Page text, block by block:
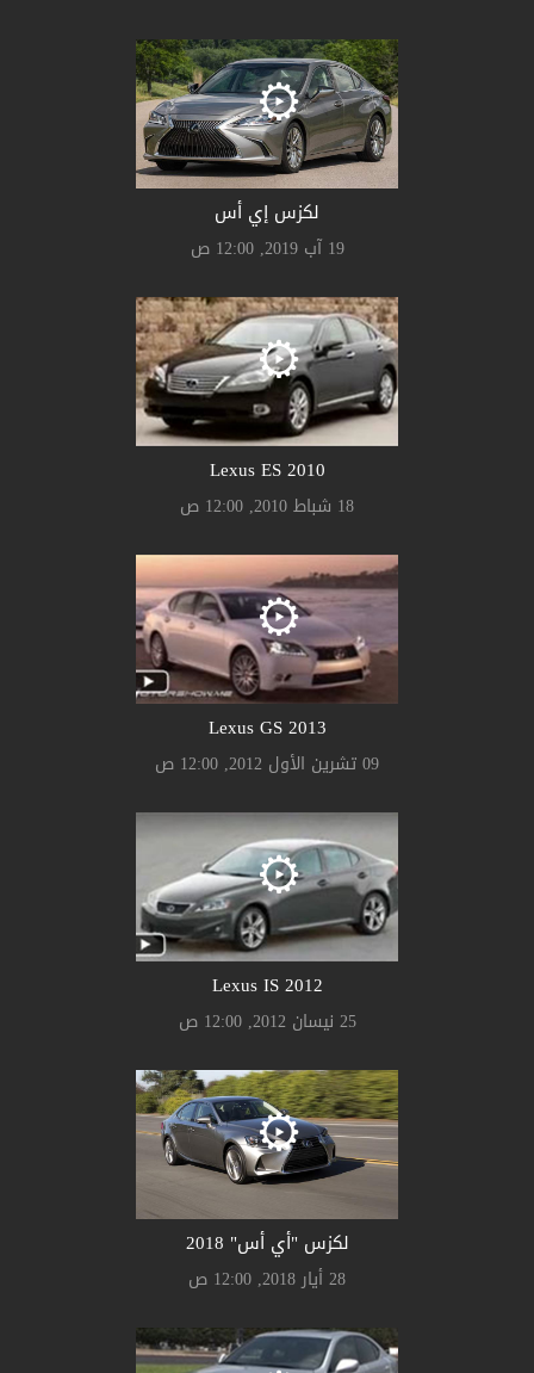
لكزس إي أس
19 آب 2019, 12:00 ص
Lexus ES 2010
18 شباط 2010, 12:00 ص
Lexus GS 2013
09 تشرين الأول 2012, 12:00 ص
Lexus IS 2012
25 نيسان 2012, 12:00 ص
لكزس "أي أس" 2018
28 أيار 2018, 12:00 ص